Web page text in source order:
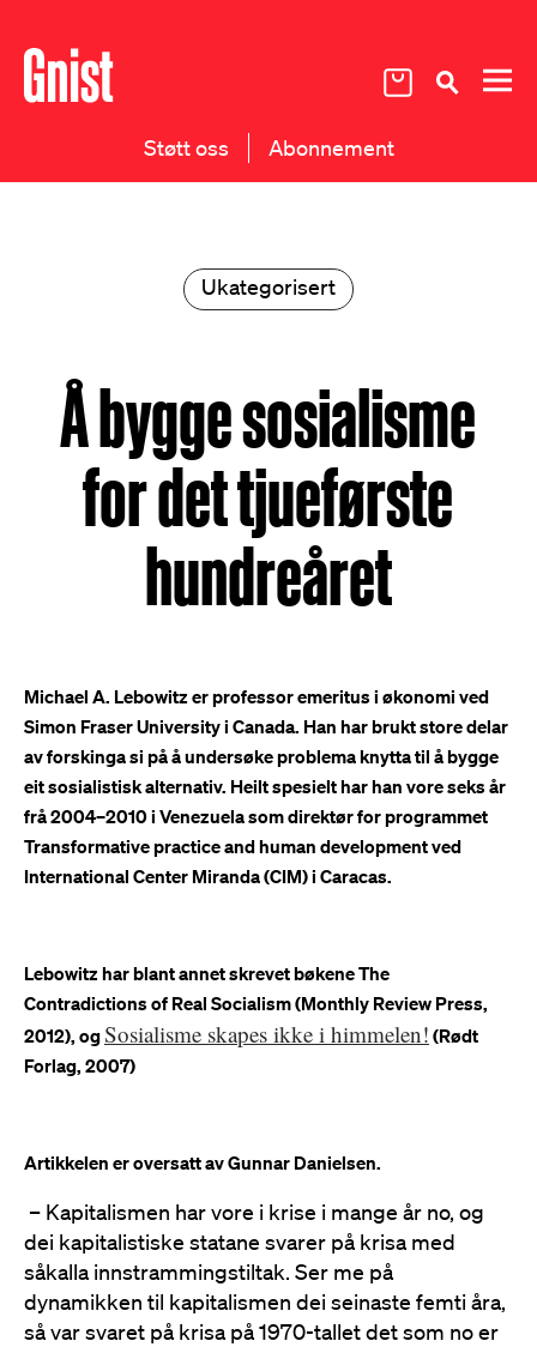
Støtt oss Abonnement
Ukategorisert
Å bygge sosialisme
for det tjueførste
hundreåret
Michael A. Lebowitz er professor emeritus i økonomi ved
Simon Fraser University i Canada. Han har brukt store delar
av forskinga si på å undersøke problema knytta til å bygge
eit sosialistisk alternativ. Heilt spesielt har han vore seks år
frå 2004–2010 i Venezuela som direktør for programmet
Transformative practice and human development ved
International Center Miranda (CIM) i Caracas.
Lebowitz har blant annet skrevet bøkene The
Contradictions of Real Socialism (Monthly Review Press,
2012), ogSosialisme skapes ikke i himmelen! (Rødt
Forlag, 2007)
Artikkelen er oversatt av Gunnar Danielsen.
– Kapitalismen har vore i krise i mange år no, og
dei kapitalistiske statane svarer på krisa med
såkalla innstrammingstiltak. Ser me på
dynamikken til kapitalismen dei seinaste femti åra,
så var svaret på krisa på 1970-tallet det som no er